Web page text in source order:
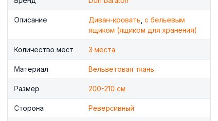
Описание Диван-кровать с бельевым
ящиком (ящиком для хранения)
Количество мест 3 места
Материал Вельветовая ткань
Размер 200-210 см
Сторона Реверсивный